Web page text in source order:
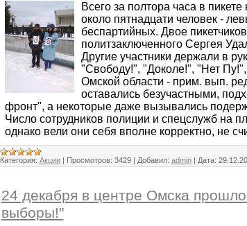
Всего за полтора часа в
около пятнадцати человек -
беспартийных. Двое
политзаключенного Сергея
Другие участники держали в
"Свободу!", "Доколе!", "Нет
Омской области - прим. вып.
оставались безучастными,
фронт", а некоторые даже вызывались
Число сотрудников полиции и спецслужб на
однако вели они себя вполне корректно, не
Категория: Акции | Просмотров: 3429 | Добавил: admin | Дата:
24 декабря в центре Омска
выборы!"